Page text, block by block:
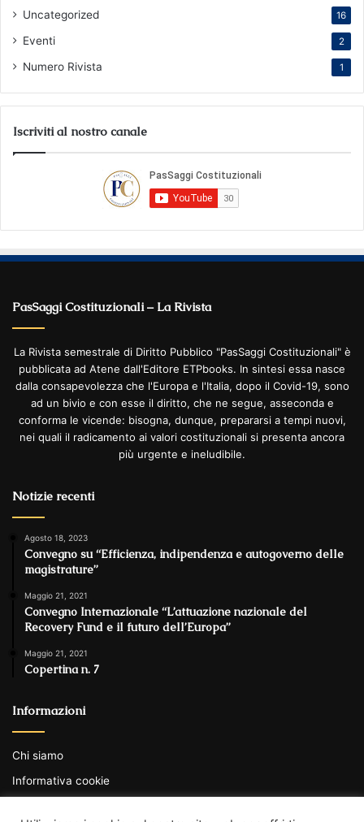
Uncategorized 16
Eventi 2
Numero Rivista 1
Iscriviti al nostro canale
PasSaggi Costituzionali – La Rivista
La Rivista semestrale di Diritto Pubblico "PasSaggi Costituzionali" è
pubblicata ad Atene dall'Editore ETPbooks. In sintesi essa nasce
dalla consapevolezza che l'Europa e l'Italia, dopo il Covid-19, sono
ad un bivio e con esse il diritto, che ne segue, asseconda e
conforma le vicende: bisogna, dunque, prepararsi a tempi nuovi,
nei quali il radicamento ai valori costituzionali si presenta ancora
più urgente e ineludibile.
Notizie recenti
Agosto 18, 2023
Convegno su “Efficienza, indipendenza e autogoverno delle
magistrature”
Maggio 21, 2021
Convegno Internazionale “L’attuazione nazionale del
Recovery Fund e il futuro dell’Europa”
Maggio 21, 2021
Copertina n. 7
Informazioni
Chi siamo
Informativa cookie